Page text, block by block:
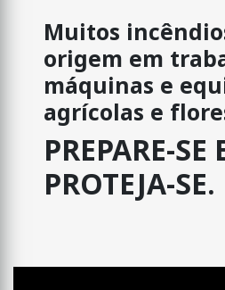
Muitos
origem em
máquinas e
agrícolas e
PREPARE-SE
PROTEJA-SE.